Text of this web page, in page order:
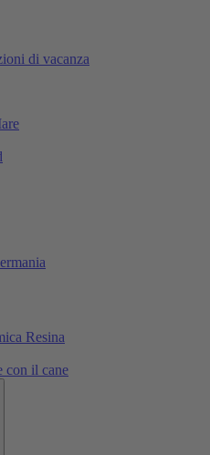
di vacanza
Resina
con il cane